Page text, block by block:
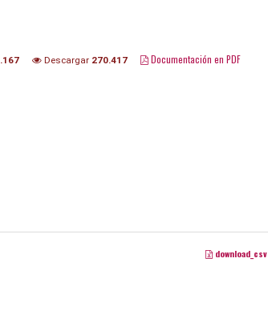
Descargar 270.417 Documentación en PDF
download_csv